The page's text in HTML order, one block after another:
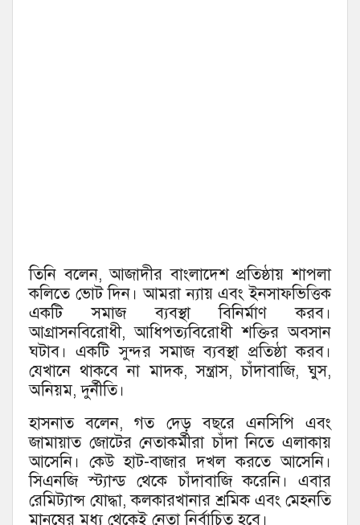
তিনি বলেন, আজাদীর বাংলাদেশ প্রতিষ্ঠায় শাপলা
কলিতে ভোট দিন। আমরা ন্যায় এবং ইনসাফভিত্তিক
একটি সমাজ ব্যবস্থা বিনির্মাণ করব।
আগ্রাসনবিরোধী, আধিপত্যবিরোধী শক্তির অবসান
ঘটাব। একটি সুন্দর সমাজ ব্যবস্থা প্রতিষ্ঠা করব।
যেখানে থাকবে না মাদক, সন্ত্রাস, চাঁদাবাজি, ঘুস,
অনিয়ম, দুর্নীতি।
হাসনাত বলেন, গত দেড় বছরে এনসিপি এবং
জামায়াত জোটের নেতাকর্মীরা চাঁদা নিতে এলাকায়
আসেনি। কেউ হাট-বাজার দখল করতে আসেনি।
সিএনজি স্ট্যান্ড থেকে চাঁদাবাজি করেনি। এবার
রেমিট্যান্স যোদ্ধা, কলকারখানার শ্রমিক এবং মেহনতি
মানুষের মধ্য থেকেই নেতা নির্বাচিত হবে।